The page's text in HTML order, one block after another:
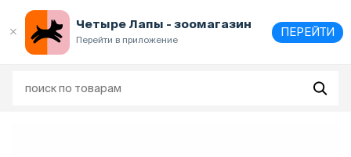
Четыре Лапы - зоомагазин
Перейти в приложение
ПЕРЕЙТИ